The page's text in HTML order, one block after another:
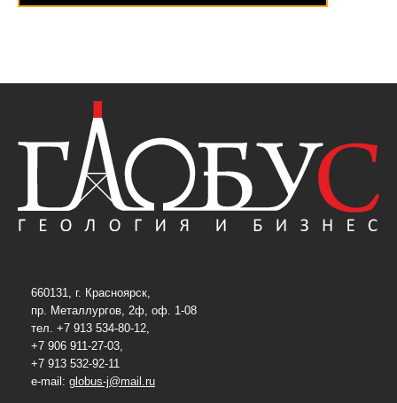
660131, г. Красноярск,
пр. Металлургов, 2ф, оф. 1-08
тел. +7 913 534-80-12,
+7 906 911-27-03,
+7 913 532-92-11
e-mail: globus-j@mail.ru